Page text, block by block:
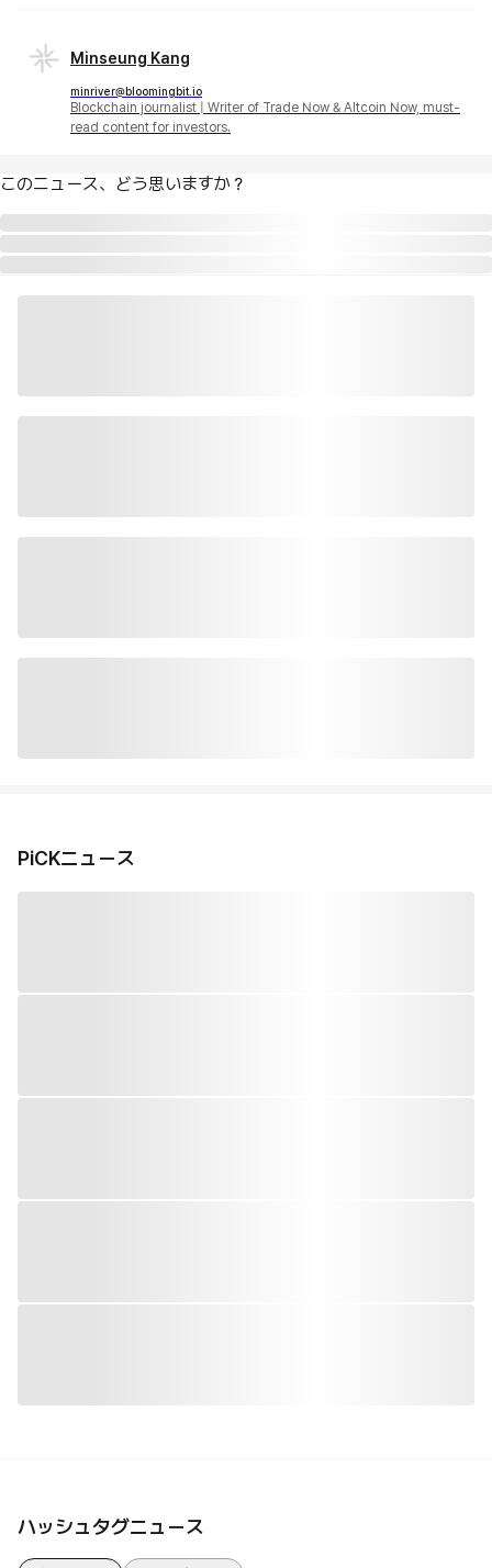
Minseung Kang
minriver@bloomingbit.io
Blockchain journalist | Writer of Trade Now & Altcoin Now, must-
read content for investors.
このニュース、どう思いますか？
PiCKニュース
ハッシュタグニュース